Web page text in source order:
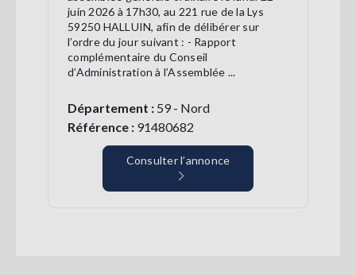
juin 2026 à 17h30, au 221 rue de la Lys
59250 HALLUIN, afin de délibérer sur
l’ordre du jour suivant : - Rapport
complémentaire du Conseil
d’Administration à l’Assemblée ...
Département : 59 - Nord
Référence : 91480682
Consulter l’annonce